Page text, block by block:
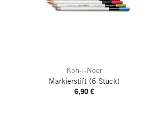
Koh-I-Noor
Markierstift (6 Stück)
6,90 €